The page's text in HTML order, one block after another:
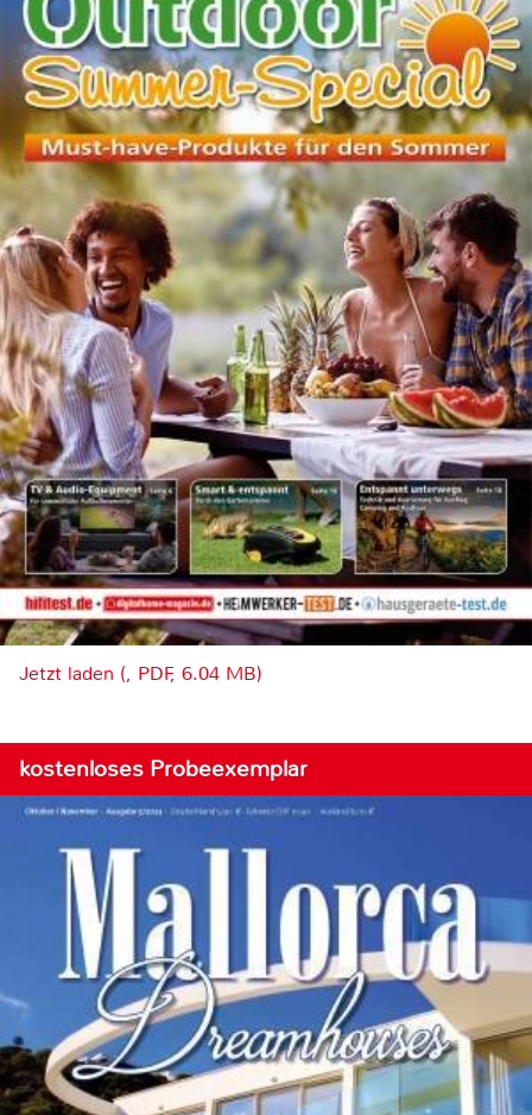
Jetzt laden (, PDF, 6.04 MB)
kostenloses Probeexemplar